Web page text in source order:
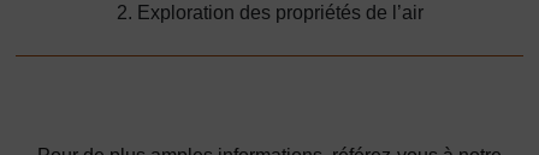
2. Exploration des propriétés de l’air